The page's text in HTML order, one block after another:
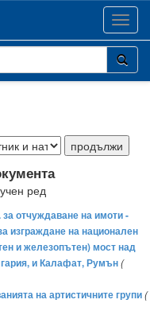
ред
отчуждаване на имоти -
изграждане на национален
и железопътен) мост над
и Калафат, Румън(
на артистичните групи(